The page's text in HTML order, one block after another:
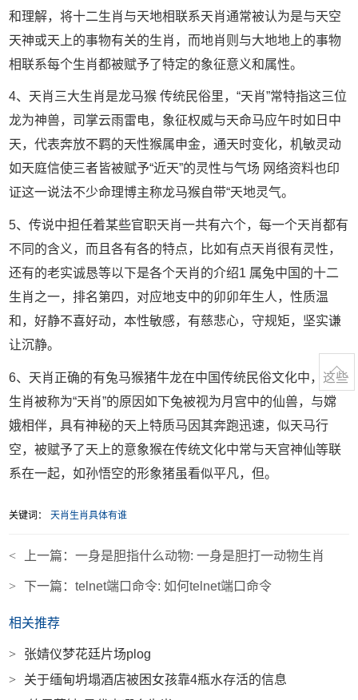
和理解，将十二生肖与天地相联系天肖通常被认为是与天空
天神或天上的事物有关的生肖，而地肖则与大地地上的事物
相联系每个生肖都被赋予了特定的象征意义和属性。
4、天肖三大生肖是龙马猴 传统民俗里，“天肖”常特指这三位
龙为神兽，司掌云雨雷电，象征权威与天命马应午时如日中
天，代表奔放不羁的天性猴属申金，通天时变化，机敏灵动
如天庭信使三者皆被赋予“近天”的灵性与气场 网络资料也印
证这一说法不少命理博主称龙马猴自带“天地灵气。
5、传说中担任着某些官职天肖一共有六个，每一个天肖都有
不同的含义，而且各有各的特点，比如有点天肖很有灵性，
还有的老实诚恳等以下是各个天肖的介绍1 属兔中国的十二
生肖之一，排名第四，对应地支中的卯卯年生人，性质温
和，好静不喜好动，本性敏感，有慈悲心，守规矩，坚实谦
让沉静。
6、天肖正确的有兔马猴猪牛龙在中国传统民俗文化中，这些
生肖被称为“天肖”的原因如下兔被视为月宫中的仙兽，与嫦
娥相伴，具有神秘的天上特质马因其奔跑迅速，似天马行
空，被赋予了天上的意象猴在传统文化中常与天宫神仙等联
系在一起，如孙悟空的形象猪虽看似平凡，但。
关键词： 天肖生肖具体有谁
< 上一篇：一身是胆指什么动物: 一身是胆打一动物生肖
> 下一篇：telnet端口命令: 如何telnet端口命令
相关推荐
>
张婧仪梦花廷片场plog
>
关于缅甸坍塌酒店被困女孩靠4瓶水存活的信息